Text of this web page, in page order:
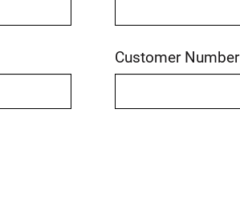
Customer Number